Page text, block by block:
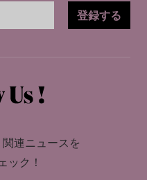
登録する
連ニュースを
ック！